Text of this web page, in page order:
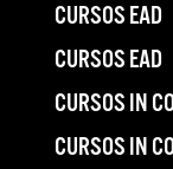
CURSOS EAD
CURSOS EAD
CURSOS IN
CURSOS IN